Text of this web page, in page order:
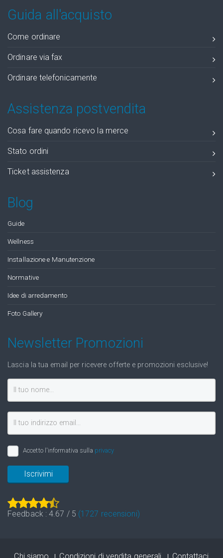
Guida all'acquisto
Come ordinare
Ordinare via fax
Ordinare telefonicamente
Assistenza postvendita
Cosa fare quando ricevo la merce
Stato ordini
Ticket assistenza
Blog
Guide
Wellness
Installazione e Manutenzione
Normative
Idee di arredamento
Foto Gallery
Newsletter Promozioni
Lascia la tua email per ricevere offerte e promozioni esclusive!
Accetto l'informativa sulla privacy
Iscrivimi
Feedback :4.67 / 5 (1727 recensioni)